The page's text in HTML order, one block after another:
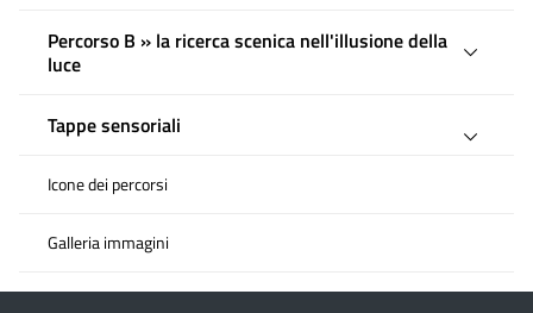
Percorso B » la ricerca scenica nell'illusione della
luce
Tappe sensoriali
Icone dei percorsi
Galleria immagini